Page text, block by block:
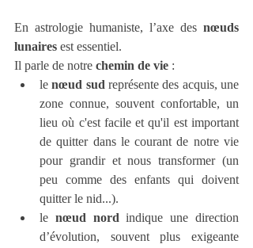
En astrologie humaniste, l’axe des nœuds
lunaires est essentiel.
Il parle de notre chemin de vie :
le nœud sud représente des acquis, une
zone connue, souvent confortable, un
lieu où c'est facile et qu'il est important
de quitter dans le courant de notre vie
pour grandir et nous transformer (un
peu comme des enfants qui doivent
quitter le nid...).
le nœud nord indique une direction
d’évolution, souvent plus exigeante